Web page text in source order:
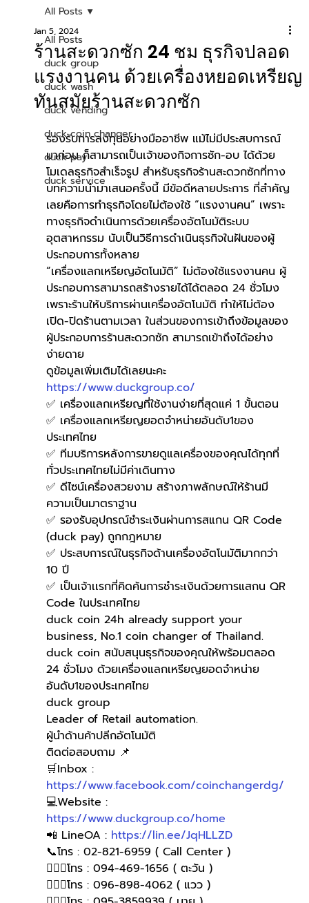
All Posts
duck group
duck wash
duck vending
duck coin changer
duck pay
duck service
All Posts
ร้านสะดวกซัก 24 ชม ธุรกิจปลอด
แรงงานคน ด้วยเครื่องหยอดเหรียญ
ทันสมัยร้านสะดวกซัก
Jan 5, 2024
รองรับการลงทุนอย่างมืออาชีพ แม้ไม่มีประสบการณ์
มาก่อน ก็สามารถเป็นเจ้าของกิจการซัก-อบ ได้ด้วย
โมเดลธุรกิจสำเร็จรูป สำหรับธุรกิจร้านสะดวกซักที่ทาง
บทความนำมาเสนอครั้งนี้ มีข้อดีหลายประการ ที่สำคัญ
เลยคือการทำธุรกิจโดยไม่ต้องใช้ “แรงงานคน” เพราะ
ทางธุรกิจดำเนินการด้วยเครื่องอัตโนมัติระบบ
อุตสาหกรรม นับเป็นวิธีการดำเนินธุรกิจในฝันของผู้
ประกอบการทั้งหลาย
“เครื่องแลกเหรียญอัตโนมัติ” ไม่ต้องใช้แรงงานคน ผู้
ประกอบการสามารถสร้างรายได้ได้ตลอด 24 ชั่วโมง
เพราะร้านให้บริการผ่านเครื่องอัตโนมัติ ทำให้ไม่ต้อง
เปิด-ปิดร้านตามเวลา ในส่วนของการเข้าถึงข้อมูลของ
ผู้ประกอบการร้านสะดวกซัก สามารถเข้าถึงได้อย่าง
ง่ายดาย
ดูข้อมูลเพิ่มเติมได้เลยนะคะ
https://www.duckgroup.co/
✅ เครื่องแลกเหรียญที่ใช้งานง่ายที่สุดแค่ 1 ขั้นตอน
✅ เครื่องแลกเหรียญยอดจำหน่ายอันดับ1ของ
ประเทศไทย
✅ ทีมบริการหลังการขายดูแลเครื่องของคุณได้ทุกที่
ทั่วประเทศไทยไม่มีค่าเดินทาง
✅ ดีไซน์เครื่องสวยงาม สร้างภาพลักษณ์ให้ร้านมี
ความเป็นมาตราฐาน
✅ รองรับอุปกรณ์ชำระเงินผ่านการสแกน QR Code
(duck pay) ถูกกฎหมาย
✅ ประสบการณ์ในธุรกิจด้านเครื่องอัตโนมัติมากกว่า
10 ปี
✅ เป็นเจ้าเเรกที่คิดค้นการชำระเงินด้วยการแสกน QR
Code ในประเทศไทย
duck coin 24h already support your
business, No.1 coin changer of Thailand.
duck coin สนับสนุนธุรกิจของคุณให้พร้อมตลอด
24 ชั่วโมง ด้วยเครื่องแลกเหรียญยอดจำหน่าย
อันดับ1ของประเทศไทย
duck group
Leader of Retail automation.
ผู้นำด้านค้าปลีกอัตโนมัติ
ติดต่อสอบถาม 📌
🛒Inbox :
https://www.facebook.com/coinchangerdg/
💻Website :
https://www.duckgroup.co/home
📲 LineOA : https://lin.ee/JqHLLZD
📞โทร : 02-821-6959 ( Call Center )
🙋🏻‍♀โทร : 094-469-1656 ( ตะวัน )
🙋🏻‍♀โทร : 096-898-4062 ( แวว )